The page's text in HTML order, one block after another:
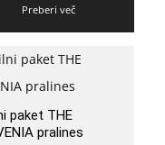
Preberi več
paket THE
pralines